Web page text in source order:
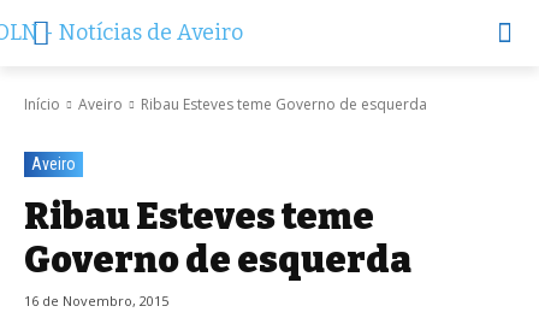
Início Aveiro Ribau Esteves teme Governo de esquerda
Aveiro
Ribau Esteves teme
Governo de esquerda
16 de Novembro, 2015